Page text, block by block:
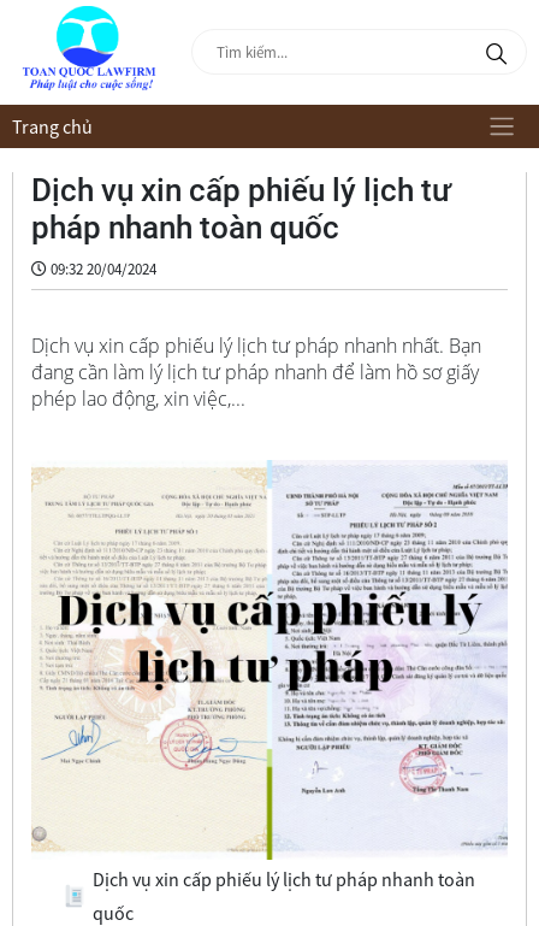
Trang chủ
Dịch vụ xin cấp phiếu lý lịch tư
pháp nhanh toàn quốc
09:32 20/04/2024
Dịch vụ xin cấp phiếu lý lịch tư pháp nhanh nhất. Bạn
đang cần làm lý lịch tư pháp nhanh để làm hồ sơ giấy
phép lao động, xin việc,...
Dịch vụ xin cấp phiếu lý lịch tư pháp nhanh toàn
quốc